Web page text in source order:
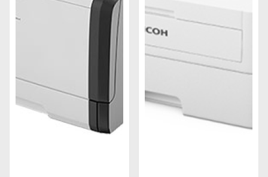
Tìm hiểu về máy in Ricoh
Tìm hiểu về thương hiệu Ricoh
là một thương hiệu lớn trong lĩnh vực máy in
và thiết bị văn phòng. Công ty có trụ sở tại Tokyo,
Nhật Bản và hoạt động trên toàn cầu, cung cấp các
sản phẩm và dịch vụ cho khách hàng tại hơn 200
quốc gia. Ricoh chuyên sản xuất và phân phối một